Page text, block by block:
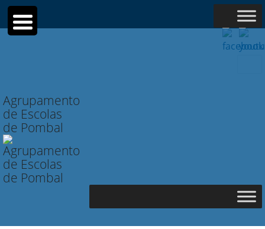
Agrupamento
de Escolas
de Pombal